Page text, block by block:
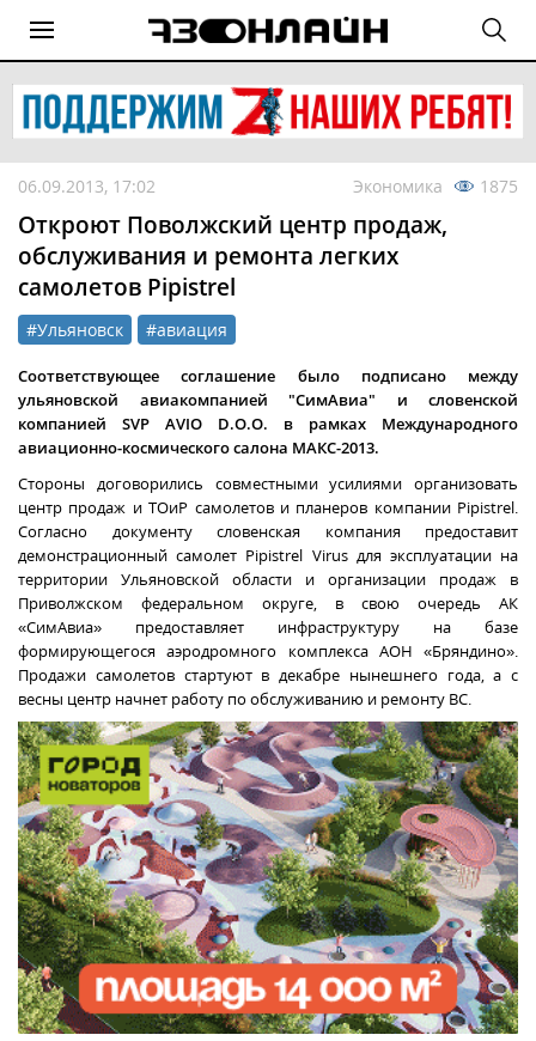
06.09.2013, 17:02 Экономика 1875
Откроют Поволжский центр продаж,
обслуживания и ремонта легких
самолетов Pipistrel
#Ульяновск #авиация
Соответствующее соглашение было подписано между
ульяновской авиакомпанией "СимАвиа" и словенской
компанией SVP AVIO D.O.O. в рамках Международного
авиационно-космического салона МАКС-2013.
Стороны договорились совместными усилиями организовать
центр продаж и ТОиР самолетов и планеров компании Pipistrel.
Согласно документу словенская компания предоставит
демонстрационный самолет Pipistrel Virus для эксплуатации на
территории Ульяновской области и организации продаж в
Приволжском федеральном округе, в свою очередь АК
«СимАвиа» предоставляет инфраструктуру на базе
формирующегося аэродромного комплекса АОН «Бряндино».
Продажи самолетов стартуют в декабре нынешнего года, а с
весны центр начнет работу по обслуживанию и ремонту ВС.